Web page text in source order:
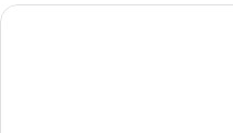
ซิงเกิล
โมเทล วัน แฟรงก์เฟิร์ต-เรอเมอร์